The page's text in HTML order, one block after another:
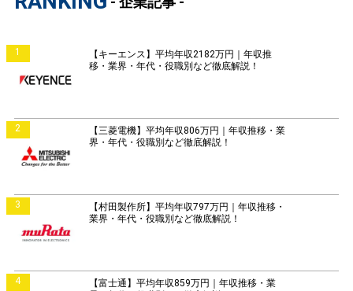
1
【キーエンス】平均年収2182万円｜年収推
移・業界・年代・役職別など徹底解説！
2
【三菱電機】平均年収806万円｜年収推移・業
界・年代・役職別など徹底解説！
3
【村田製作所】平均年収797万円｜年収推移・
業界・年代・役職別など徹底解説！
4
【富士通】平均年収859万円｜年収推移・業